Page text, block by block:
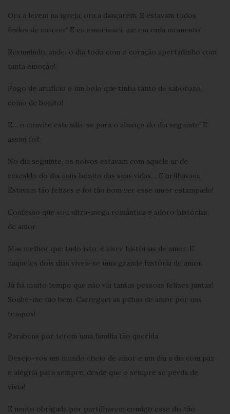
Ora a lerem na igreja, ora a dançarem. E estavam todos
lindos de morrer! E eu emocionei-me em cada momento!
Resumindo, andei o dia todo com o coração apertadinho com
tanta emoção!
Fogo de artifício e um bolo que tinha tanto de saboroso,
como de bonito!
E… o convite estendia-se para o almoço do dia seguinte! E
assim foi!
No dia seguinte, os noivos estavam com aquele ar de
rescaldo do dia mais bonito das suas vidas… E brilhavam.
Estavam tão felizes e foi tão bom ver esse amor estampado!
Confesso que sou ultra-mega romântica e adoro histórias
de amor.
Mas melhor que tudo isto, é viver histórias de amor. E
naqueles dois dias viveu-se uma grande história de amor.
Já há muito tempo que não via tantas pessoas felizes juntas!
Soube-me tão bem. Carreguei as pilhas de amor por uns
tempos!
Parabéns por terem uma família tão querida.
Desejo-vos um mundo cheio de amor e um dia a dia com paz
e alegria para sempre, desde que o sempre se perda de
vista!
E muito obrigada por partilharem comigo esse dia tão